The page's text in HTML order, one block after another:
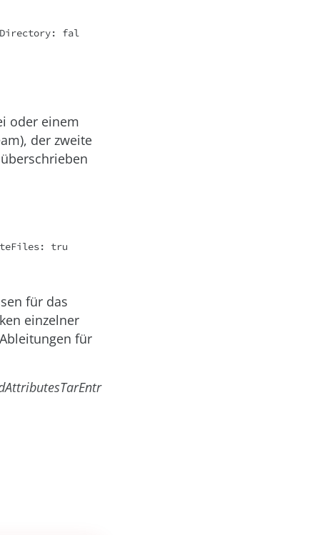
oder einem
der zweite
tru
für das
einzelner
für